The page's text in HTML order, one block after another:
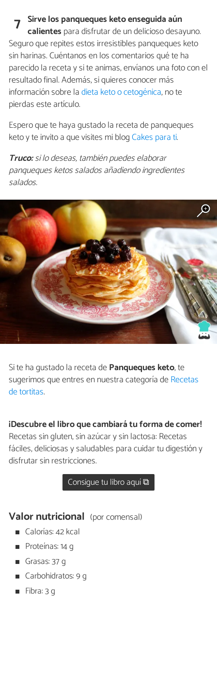
7 Sirve los panqueques keto enseguida aún
calientes para disfrutar de un delicioso desayuno.
Seguro que repites estos irresistibles panqueques keto
sin harinas. Cuéntanos en los comentarios qué te ha
parecido la receta y si te animas, envíanos una foto con el
resultado final. Además, si quieres conocer más
información sobre ladieta keto o cetogénica, no te
pierdas este artículo.
Espero que te haya gustado la receta de panqueques
keto y te invito a que visites mi blogCakes para ti.
Truco:si lo deseas, también puedes elaborar
panqueques ketos salados añadiendo ingredientes
salados.
Si te ha gustado la receta dePanqueques keto, te
sugerimos que entres en nuestra categoría deRecetas
de tortitas.
¡Descubre el libro que cambiará tu forma de comer!
Recetas sin gluten, sin azúcar y sin lactosa: Recetas
fáciles, deliciosas y saludables para cuidar tu digestión y
disfrutar sin restricciones.
Consigue tu libro aquí ⧉
Valor nutricional (por comensal)
Calorías: 42 kcal
Proteínas: 14 g
Grasas: 37 g
Carbohidratos: 9 g
Fibra: 3 g